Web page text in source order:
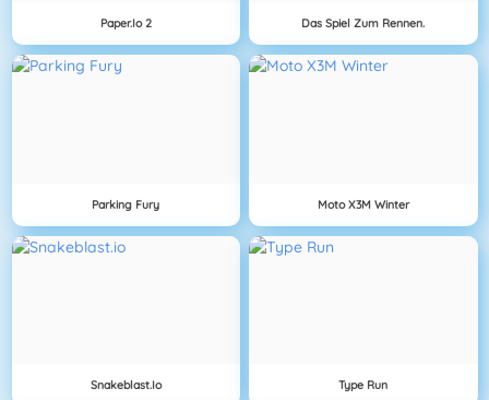
Paper.io 2 Das Spiel Zum Rennen.
Parking Fury Moto X3M Winter
Snakeblast.io Type Run